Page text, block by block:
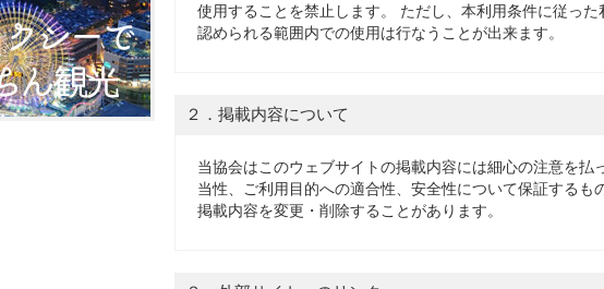
使用することを禁止します。 ただし、本利用条件に従っ
認められる範囲内での使用は行なうことが出来ます。
２．掲載内容について
当協会はこのウェブサイトの掲載内容には細心の注意を払
当性、ご利用目的への適合性、安全性について保証するも
掲載内容を変更・削除することがあります。